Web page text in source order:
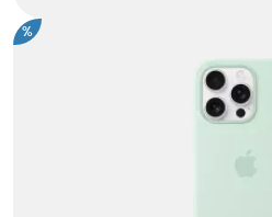
%